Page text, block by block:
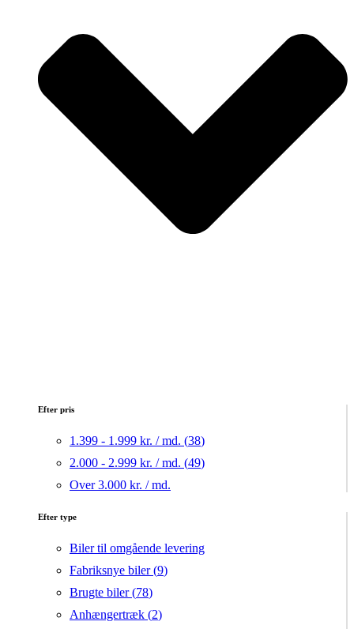
Efter pris
1.399 - 1.999 kr. / md. (38)
2.000 - 2.999 kr. / md. (49)
Over 3.000 kr. / md.
Efter type
Biler til omgående levering
Fabriksnye biler (9)
Brugte biler (78)
Anhængertræk (2)